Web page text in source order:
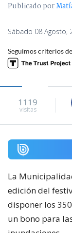
Publicado por
Sábado 08 Agosto,
Seguimos criterios de
1119
visitas
La
edición del
disponer los
un bono para